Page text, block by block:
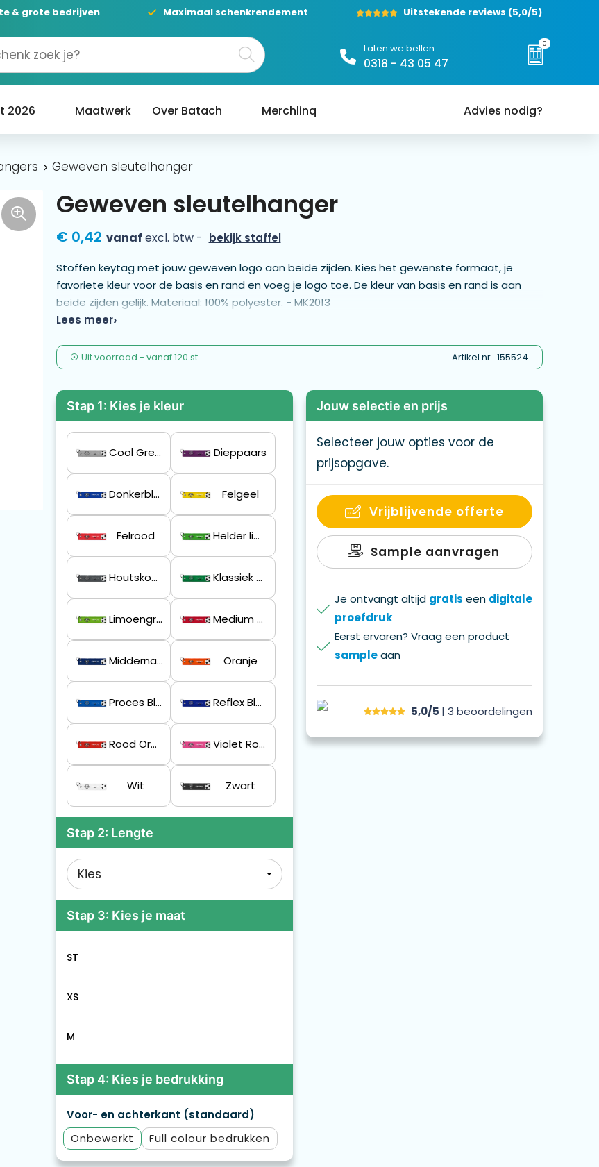
& grote bedrijven Maximaal schenkrendement Uitstekende reviews (5,0/5)
Laten we bellen
0318 - 43 05 47
0
2026 Maatwerk Over Batach Merchlinq Advies nodig?
Geweven sleutelhanger
Geweven sleutelhanger
€ 0,42 vanaf excl. btw - bekijk staffel
Stoffen keytag met jouw geweven logo aan beide zijden. Kies het gewenste formaat, je
favoriete kleur voor de basis en rand en voeg je logo toe. De kleur van basis en rand is aan
beide zijden gelijk. Materiaal: 100% polyester. - MK2013
Lees meer
Uit voorraad - vanaf120 st. Artikel nr. 155524
Stap 1: Kies je kleur
Cool Grey 6 C Dieppaars
Donkerblauw Felgeel
Felrood Helder limoengroen
Houtskoolgrijs Klassiek Groen
Limoengroen Medium Scharlakenrood
Middernachtblauw Oranje
Proces Blauw Reflex Blauwe C
Rood Oranje Violet Rood
Wit Zwart
Stap 2: Lengte
Stap 3: Kies je maat
ST
XS
M
Stap 4: Kies je bedrukking
Voor- en achterkant (standaard)
Onbewerkt
Full colour
Jouw selectie en prijs
Selecteer jouw opties voor de
prijsopgave.
Vrijblijvende offerte
Sample aanvragen
Je ontvangt altijd gratis een digitale
proefdruk
Eerst ervaren? Vraag een product
sampleaan
5,0/5 | 3 beoordelingen